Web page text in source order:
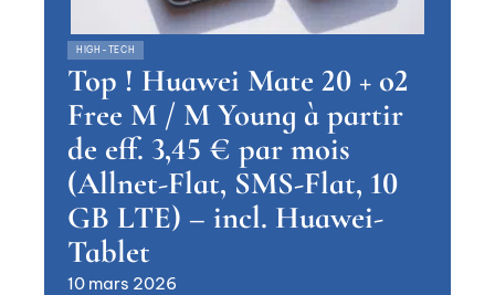
HIGH-TECH
Top ! Huawei Mate 20 + o2
Free M / M Young à partir
de eff. 3,45 € par mois
(Allnet-Flat, SMS-Flat, 10
GB LTE) – incl. Huawei-
Tablet
10 mars 2026